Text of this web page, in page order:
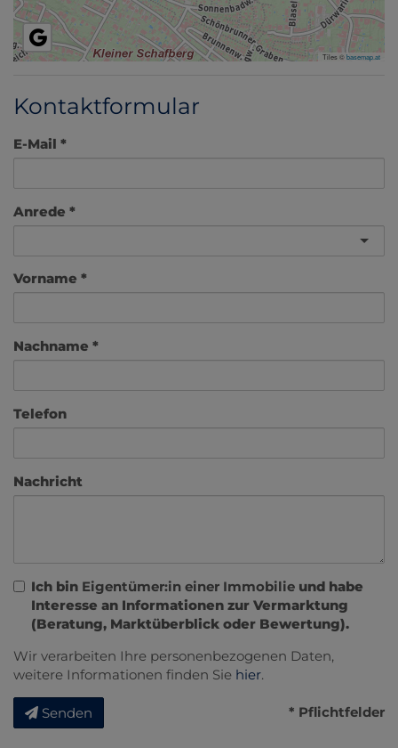
Tiles ©basemap.at
Kontaktformular
E-Mail
Anrede
Vorname
Nachname
Telefon
Nachricht
Ich bin Eigentümer:in einer Immobilie und habe
Interesse an Informationen zur Vermarktung
(Beratung, Marktüberblick oder Bewertung).
Wir verarbeiten Ihre personenbezogenen Daten,
weitere Informationen finden Sie hier.
Senden * Pflichtfelder